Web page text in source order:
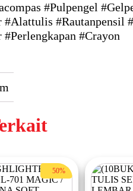
#Pulpengel
#Rautanpensil
#Crayon
50%